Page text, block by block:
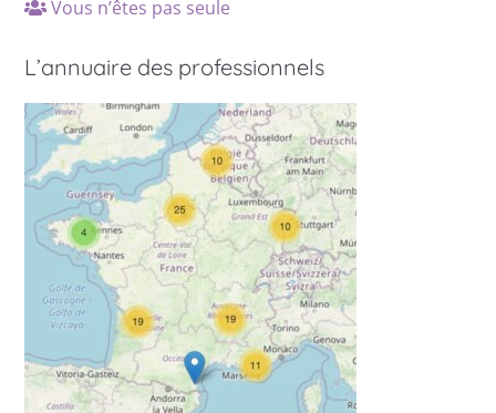
Vous n’êtes pas seule
L’annuaire des professionnels